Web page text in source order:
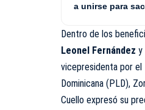
a unirse para
Dentro de los
Leonel Fernández y
vicepresidenta por
Dominicana (PLD),
Cuello expresó su